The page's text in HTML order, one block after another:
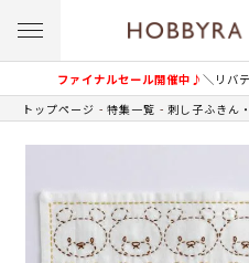
ファイナルセール開催中♪＼リバ
トップページ 特集一覧 刺し子ふきん